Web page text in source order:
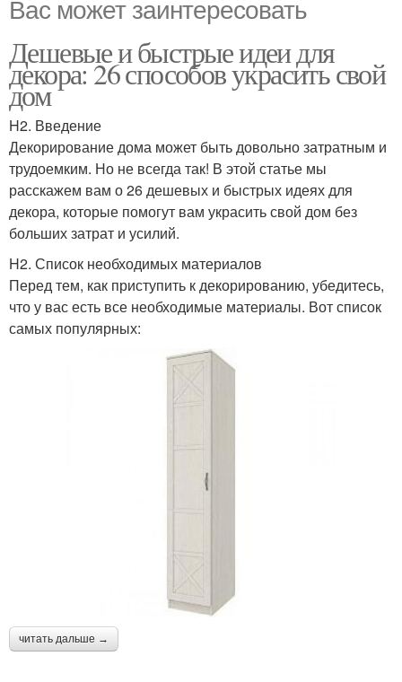
Вас может заинтересовать
Дешевые и быстрые идеи для
декора: 26 способов украсить свой
дом
H2. Введение
Декорирование дома может быть довольно затратным и
трудоемким. Но не всегда так! В этой статье мы
расскажем вам о 26 дешевых и быстрых идеях для
декора, которые помогут вам украсить свой дом без
больших затрат и усилий.
H2. Список необходимых материалов
Перед тем, как приступить к декорированию, убедитесь,
что у вас есть все необходимые материалы. Вот список
самых популярных:
читать дальше →